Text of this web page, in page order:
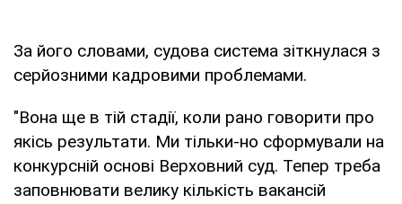
За його словами, судова система зіткнулася з
серйозними кадровими проблемами.
"Вона ще в тій стадії, коли рано говорити про
якісь результати. Ми тільки-но сформували на
конкурсній основі Верховний суд. Тепер треба
заповнювати велику кількість вакансій